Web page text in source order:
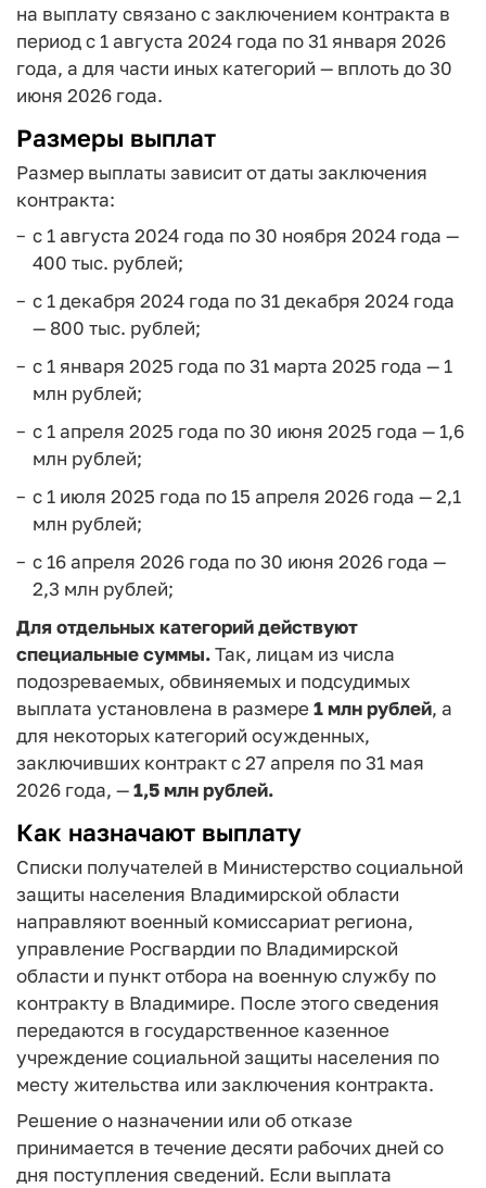
на выплату связано с заключением контракта в
период с 1 августа 2024 года по 31 января 2026
года, а для части иных категорий — вплоть до 30
июня 2026 года.
Размеры выплат
Размер выплаты зависит от даты заключения
контракта:
с 1 августа 2024 года по 30 ноября 2024 года —
400 тыс. рублей;
с 1 декабря 2024 года по 31 декабря 2024 года
— 800 тыс. рублей;
с 1 января 2025 года по 31 марта 2025 года — 1
млн рублей;
с 1 апреля 2025 года по 30 июня 2025 года — 1,6
млн рублей;
с 1 июля 2025 года по 15 апреля 2026 года — 2,1
млн рублей;
с 16 апреля 2026 года по 30 июня 2026 года —
2,3 млн рублей;
Для отдельных категорий действуют
специальные суммы.Так, лицам из числа
подозреваемых, обвиняемых и подсудимых
выплата установлена в размере 1 млн рублей, а
для некоторых категорий осужденных,
заключивших контракт с 27 апреля по 31 мая
2026 года, —1,5 млн рублей.
Как назначают выплату
Списки получателей в Министерство социальной
защиты населения Владимирской области
направляют военный комиссариат региона,
управление Росгвардии по Владимирской
области и пункт отбора на военную службу по
контракту в Владимире. После этого сведения
передаются в государственное казенное
учреждение социальной защиты населения по
месту жительства или заключения контракта.
Решение о назначении или об отказе
принимается в течение десяти рабочих дней со
дня поступления сведений. Если выплата